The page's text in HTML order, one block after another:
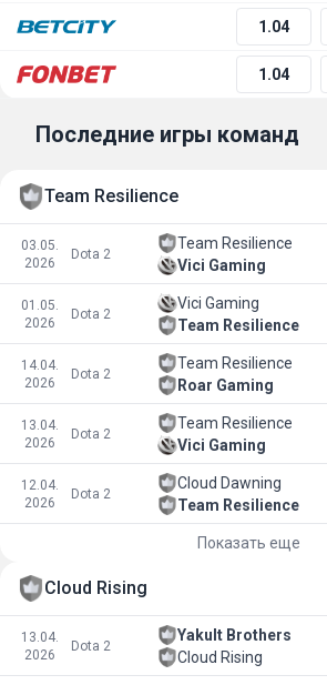
1.04
1.04
Последние игры команд
Team Resilience
03.05.
2026
Dota 2
Team Resilience
Vici Gaming
01.05.
2026
Dota 2
Vici Gaming
Team Resilience
14.04.
2026
Dota 2
Team Resilience
Roar Gaming
13.04.
2026
Dota 2
Team Resilience
Vici Gaming
12.04.
2026
Dota 2
Cloud Dawning
Team Resilience
Показать еще
Cloud Rising
13.04.
2026
Dota 2
Yakult Brothers
Cloud Rising